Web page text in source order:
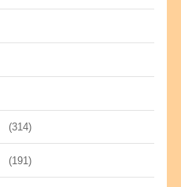
(314)
(191)